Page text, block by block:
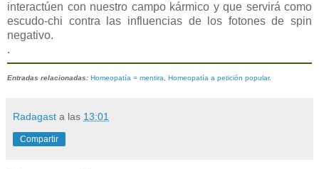
interactúen con nuestro campo kármico y que servirá como
escudo-chi contra las influencias de los fotones de spin
negativo.
.
Entradas relacionadas: Homeopatía = mentira Homeopatía a petición popular.
Radagast a las 13:01
Compartir